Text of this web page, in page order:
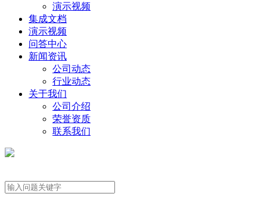
演示视频
集成文档
演示视频
问答中心
新闻资讯
公司动态
行业动态
关于我们
公司介绍
荣誉资质
联系我们